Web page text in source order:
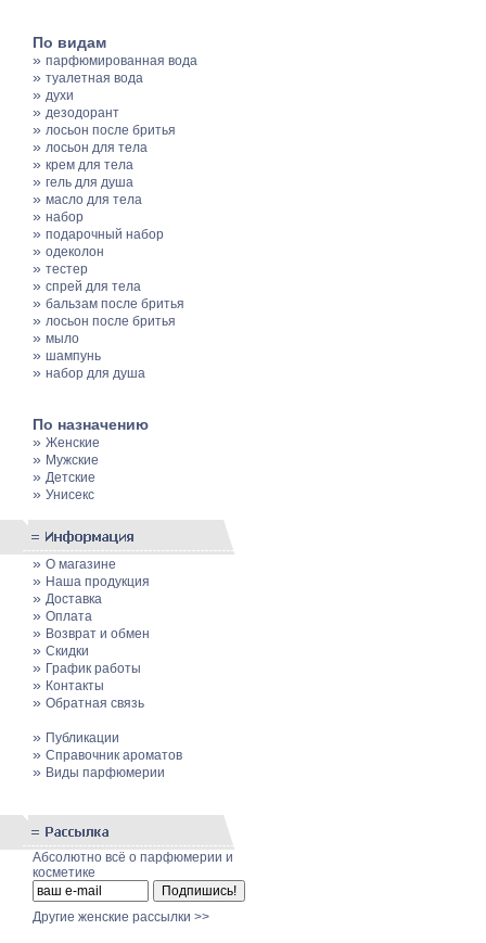
По видам
» парфюмированная вода
» туалетная вода
» духи
» дезодорант
» лосьон после бритья
» лосьон для тела
» крем для тела
» гель для душа
» масло для тела
» набор
» подарочный набор
» одеколон
» тестер
» спрей для тела
» бальзам после бритья
» лосьон после бритья
» мыло
» шампунь
» набор для душа
По назначению
» Женские
» Мужские
» Детские
» Унисекс
» О магазине
» Наша продукция
» Доставка
» Оплата
» Возврат и обмен
» Скидки
» График работы
» Контакты
» Обратная связь
» Публикации
» Cправочник ароматов
» Виды парфюмерии
Абсолютно всё о парфюмерии и
косметике
Другие женские рассылки >>